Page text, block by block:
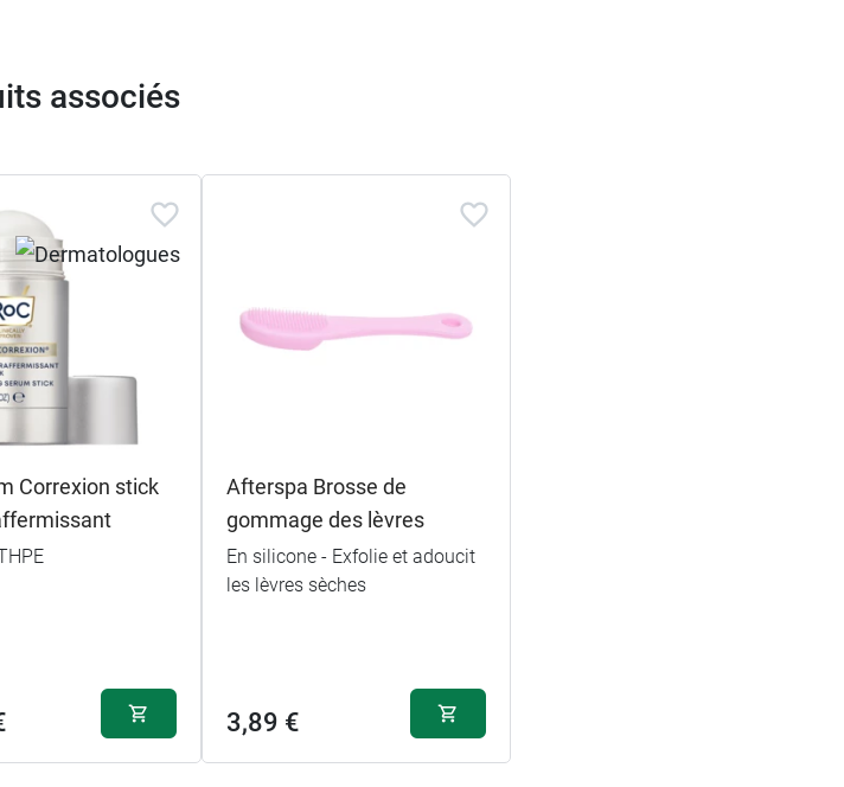
associés
Correxion stick
Afterspa Brosse de
gommage des lèvres
En silicone - Exfolie et adoucit
les lèvres sèches
3,89 €